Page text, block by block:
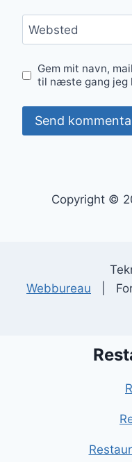
Websted
Gem mit navn,
til næste gang jeg
Copyright ©
Webbureau |